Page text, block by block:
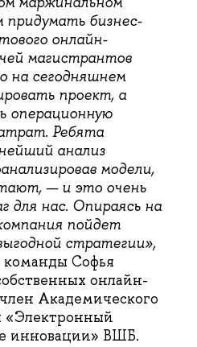
бизнес-
онлайн-
магистрантов
на сегодняшнем
проект, а
операционную
Ребята
анализ
модели,
— и это очень
для нас. Опираясь на
пойдет
стратегии»,
Софья
онлайн-
Академического
«Электронный
инновации» ВШБ.